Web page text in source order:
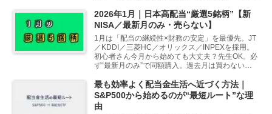
INPEX…
2026年1月｜日本高配当“厳選5銘柄”【新
NISA／最新月のみ・売らない】
1月は「配当の継続性×財務の安定」を最優先。JT
／KDDI／三菱HC／オリックス／INPEXを採用。
初心者さん今月から始めても大丈夫？先生OK。必
ず“最新月のみ”で同額購入。過去月は買わないで
い…
最も効率よく配当金生活へ近づく方法｜
S&P500から始めるのが“最短ルート”な理
由